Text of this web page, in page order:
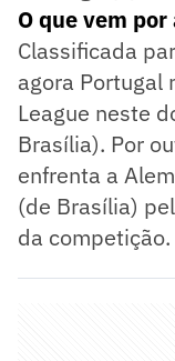
O que vem por
Classificada
agora Portugal
League neste
Brasília). Por
enfrenta a
(de Brasília)
da competição.